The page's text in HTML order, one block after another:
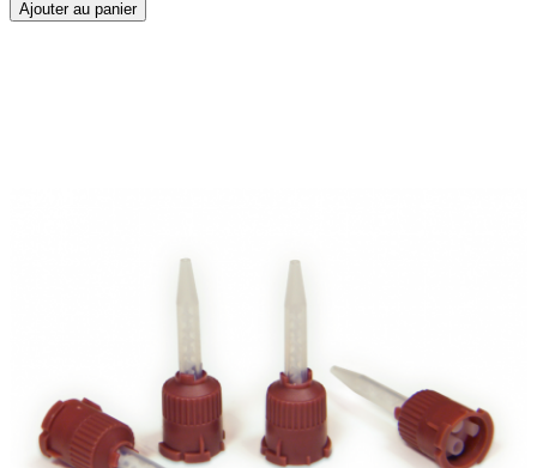
Ajouter au panier